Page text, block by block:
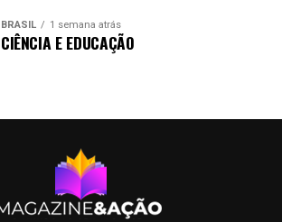
BRASIL 1 semana atrás
CIÊNCIA E EDUCAÇÃO